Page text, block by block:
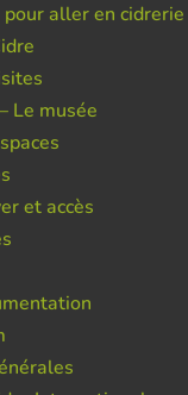
aller en cidrerie
Le musée
et accès